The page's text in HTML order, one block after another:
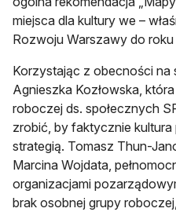
miejsca dla kultury we –
Rozwoju Warszawy do
Korzystając z obecności na
Agnieszka Kozłowska,
roboczej ds. społecznych
zrobić, by faktycznie kultura
strategią. Tomasz Thun-
Marcina Wojdata,
organizacjami
brak osobnej grupy